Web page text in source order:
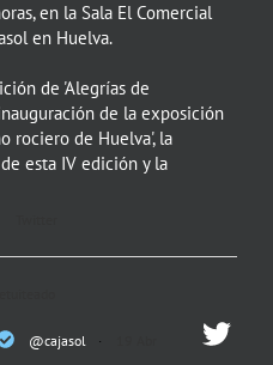
en la Sala El Comercial
en Huelva.
de 'Alegrías de
de la exposición
rociero de Huelva', la
esta IV edición y la
@cajasol ·